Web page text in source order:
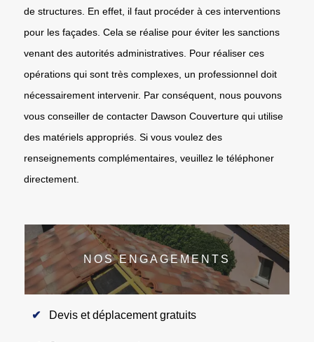
de structures. En effet, il faut procéder à ces interventions
pour les façades. Cela se réalise pour éviter les sanctions
venant des autorités administratives. Pour réaliser ces
opérations qui sont très complexes, un professionnel doit
nécessairement intervenir. Par conséquent, nous pouvons
vous conseiller de contacter Dawson Couverture qui utilise
des matériels appropriés. Si vous voulez des
renseignements complémentaires, veuillez le téléphoner
directement.
NOS ENGAGEMENTS
Devis et déplacement gratuits